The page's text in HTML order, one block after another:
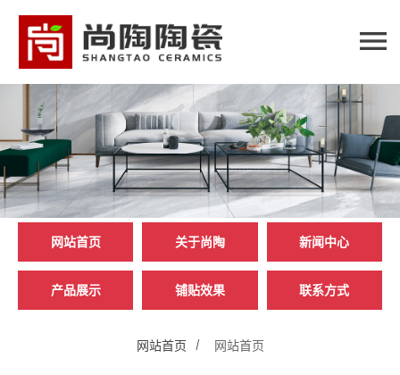
网站首页 关于尚陶 新闻中心
产品展示 铺贴效果 联系方式
网站首页 网站首页